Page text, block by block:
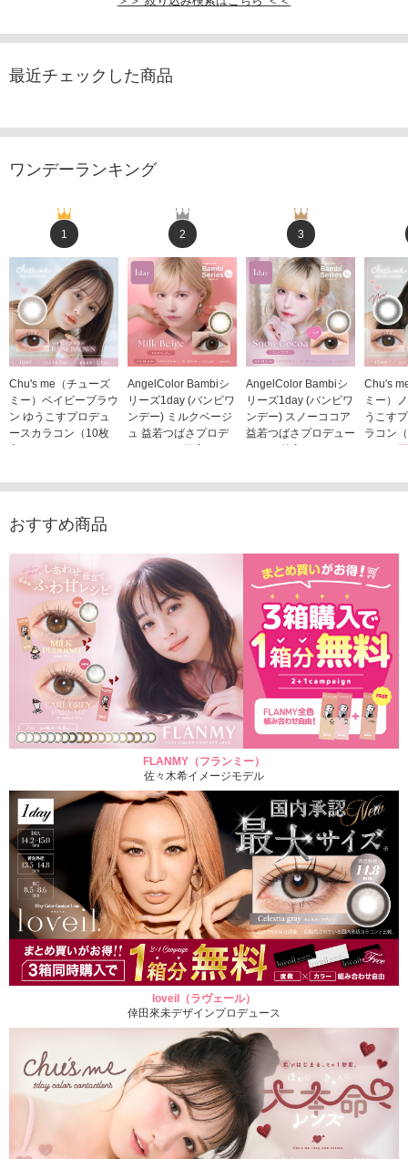
最近チェックした商品
ワンデーランキング
1
Chu's me（チューズ
ミー）ベイビーブラウ
ン ゆうこすプロデュ
ースカラコン（10枚
2
AngelColor Bambiシ
リーズ1day (バンビワ
ンデー) ミルクベージ
ュ 益若つばさプロデ
3
AngelColor Bambiシ
リーズ1day (バンビワ
ンデー) スノーココア
益若つばさプロデュー
Chu's
ミー）
うこす
ラコン
おすすめ商品
FLANMY（フランミー）
佐々木希イメージモデル
loveil（ラヴェール）
倖田來未デザインプロデュース